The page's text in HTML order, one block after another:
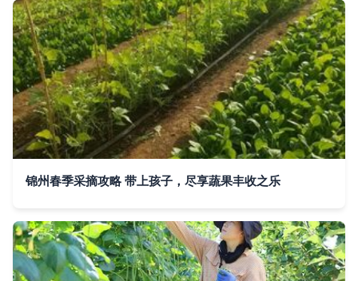
锦州春季采摘攻略 带上孩子，尽享蔬果丰收之乐